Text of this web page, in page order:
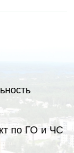
по ГО и ЧС